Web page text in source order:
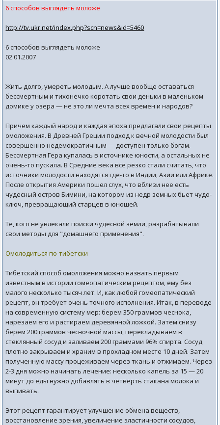
6 способов выглядеть моложе
http://tv.ukr.net/index.php?scn=news&id=5460
6 способов выглядеть моложе
02.01.2007
Жить долго, умереть молодым. А лучше вообще оставаться
бессмертным и тихонечко коротать свои деньки в маленьком
домике у озера — не это ли мечта всех времен и народов?
Причем каждый народ и каждая эпоха предлагали свои рецепты
омоложения. В Древней Греции подход к вечной молодости был
совершенно недемократичным — доступен только богам.
Бессмертная Гера купалась в источнике юности, а остальных не
очень-то пускала. В Средние века все резко стали считать, что
источники молодости находятся где-то в Индии, Азии или Африке.
После открытия Америки пошел слух, что вблизи нее есть
чудесный остров Бимини, на котором из недр земных бьет чудо-
ключ, превращающий старцев в юношей.
Те, кого не увлекали поиски чудесной земли, разрабатывали
свои методы для "домашнего применения".
Омолодиться по-тибетски
Тибетский способ омоложения можно назвать первым
известным в истории гомеопатическим рецептом, ему без
малого несколько тысяч лет. И, как любой гомеопатический
рецепт, он требует очень точного исполнения. Итак, в переводе
на современную систему мер: берем 350 граммов чеснока,
нарезаем его и растираем деревянной ложкой. Затем снизу
берем 200 граммов чесночной массы, перекладываем в
стеклянный сосуд и заливаем 200 граммами 96% спирта. Сосуд
плотно закрываем и храним в прохладном месте 10 дней. Затем
полученную массу процеживаем через ткань и отжимаем. Через
2-3 дня можно начинать лечение: несколько капель за 15 — 20
минут до еды нужно добавлять в четверть стакана молока и
выпивать.
Этот рецепт гарантирует улучшение обмена веществ,
восстановление зрения, увеличение эластичности сосудов,